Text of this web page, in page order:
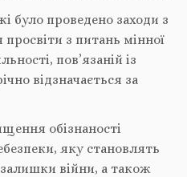
було проведено заходи з
з питань мінної
пов’язаній із
відзначається за
обізнаності
яку становлять
війни, а також